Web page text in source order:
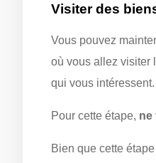
Visiter des
Vous pouvez
où vous allez visiter
qui vous intéressent.
Pour cette étape, ne
Bien que cette